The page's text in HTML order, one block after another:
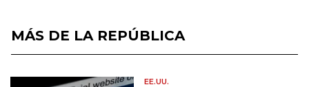
MÁS DE LA REPÚBLICA
EE.UU.